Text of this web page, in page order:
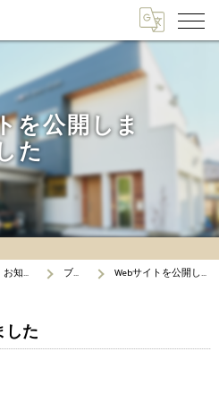
を公開しま
た
お知らせ ブログ Webサイトを公開しました
した